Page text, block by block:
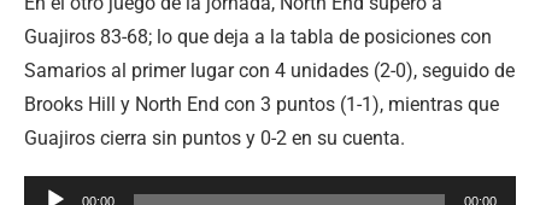
Guajiros 83-68; lo que deja a la tabla de posiciones con
Samarios al primer lugar con 4 unidades (2-0), seguido de
Brooks Hill y North End con 3 puntos (1-1), mientras que
Guajiros cierra sin puntos y 0-2 en su cuenta.
Reproductor
00:00 00:00